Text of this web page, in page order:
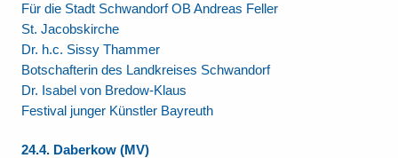
Für die Stadt Schwandorf OB Andreas Feller
St. Jacobskirche
Dr. h.c. Sissy Thammer
Botschafterin des Landkreises Schwandorf
Dr. Isabel von Bredow-Klaus
Festival junger Künstler Bayreuth
24.4. Daberkow (MV)